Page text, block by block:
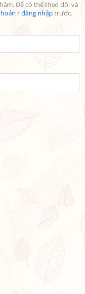
Để có thể theo dõi và
/đăng nhậptrước.